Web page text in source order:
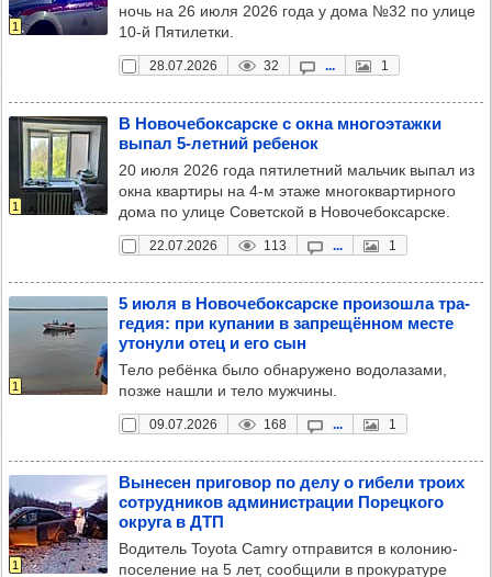
1
ночь на 26 июля 2026 года у дома №32 по улице
10-й Пятилетки.
28.07.2026 32 ... 1
1
В Ново­че­бок­сар­ске с окна мно­го­этажки
выпал 5-лет­ний ребе­нок
20 июля 2026 года пятилетний мальчик выпал из
окна квартиры на 4-м этаже многоквартирного
дома по улице Советской в Новочебоксарске.
22.07.2026 113 ... 1
1
5 июля в Ново­че­бок­сар­ске про­изошла тра­
ге­дия: при купа­нии в зап­ре­щён­ном месте
уто­нули отец и его сын
Тело ребёнка было обнаружено водолазами,
позже нашли и тело мужчины.
09.07.2026 168 ... 1
1
Выне­сен при­го­вор по делу о гибели троих
сот­руд­ни­ков адми­нис­тра­ции Порец­кого
округа в ДТП
Водитель Toyota Camry отправится в колонию-
поселение на 5 лет, сообщили в прокуратуре